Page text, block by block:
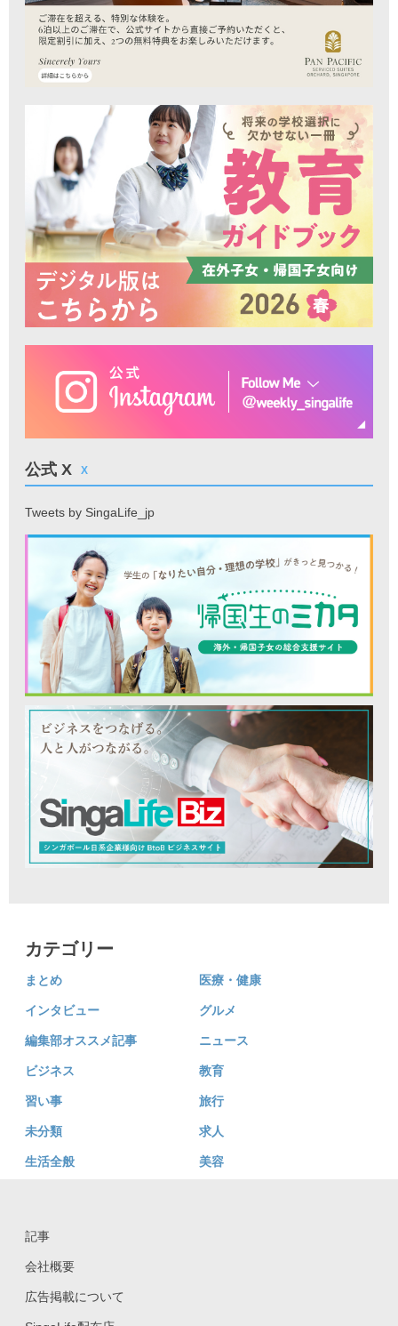
公式 X X
Tweets by SingaLife_jp
カテゴリー
まとめ 医療・健康
インタビュー グルメ
編集部オススメ記事 ニュース
ビジネス 教育
習い事 旅行
未分類 求人
生活全般 美容
記事
会社概要
広告掲載について